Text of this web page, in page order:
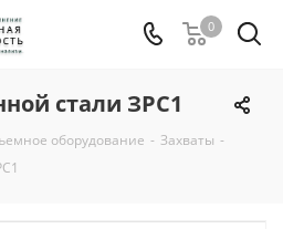
0
стали ЗРС1
оборудование - Захваты -